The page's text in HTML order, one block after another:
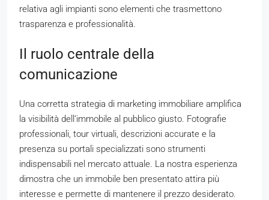
relativa agli impianti sono elementi che trasmettono
trasparenza e professionalità.
Il ruolo centrale della
comunicazione
Una corretta strategia di marketing immobiliare amplifica
la visibilità dell’immobile al pubblico giusto. Fotografie
professionali, tour virtuali, descrizioni accurate e la
presenza su portali specializzati sono strumenti
indispensabili nel mercato attuale. La nostra esperienza
dimostra che un immobile ben presentato attira più
interesse e permette di mantenere il prezzo desiderato.